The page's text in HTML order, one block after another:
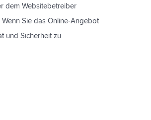
dem Websitebetreiber
Sie das Online-Angebot
und Sicherheit zu